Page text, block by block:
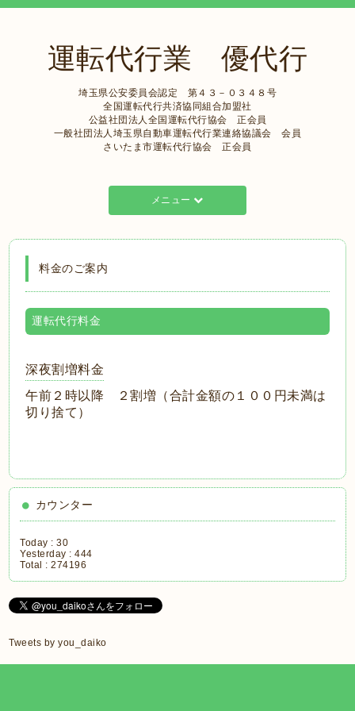
運転代行業 優代行
埼玉県公安委員会認定 第４３－０３４８号
全国運転代行共済協同組合加盟社
公益社団法人全国運転代行協会 正会員
一般社団法人埼玉県自動車運転代行業連絡協議会 会員
さいたま市運転代行協会 正会員
メニュー
料金のご案内
運転代行料金
深夜割増料金
午前２時以降 ２割増（合計金額の１００円未満は
切り捨て）
カウンター
Today :30
Yesterday :444
Total :274196
Tweets by you_daiko